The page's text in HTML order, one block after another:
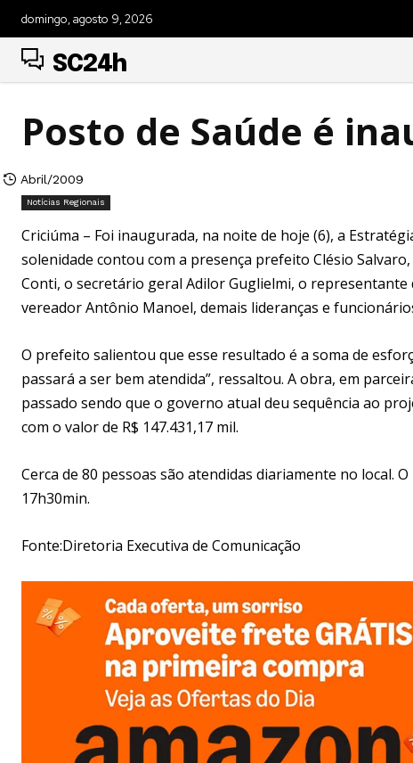
domingo, agosto 9, 2026
SC24h
Posto de Saúde é
Abril/2009
Notícias Regionais
Criciúma – Foi inaugurada, na noite de hoje (6), a
solenidade contou com a presença prefeito Clésio
Conti, o secretário geral Adilor Guglielmi, o
vereador Antônio Manoel, demais lideranças e
O prefeito salientou que esse resultado é a soma de
passará a ser bem atendida”, ressaltou. A obra, em
passado sendo que o governo atual deu sequência ao
com o valor de R$ 147.431,17 mil.
Cerca de 80 pessoas são atendidas diariamente no local.
17h30min.
Fonte:Diretoria Executiva de Comunicação